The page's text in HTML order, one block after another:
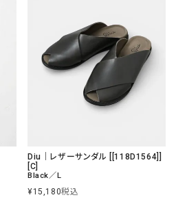
Diu｜レザーサンダル [[118D1564]]
[C]
Black／L
¥15,180税込